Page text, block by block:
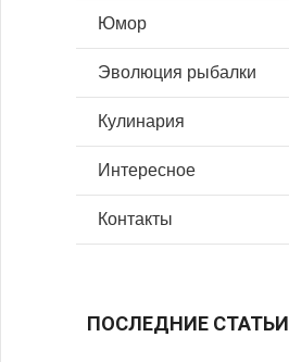
Юмор
Эволюция рыбалки
Кулинария
Интересное
Контакты
ПОСЛЕДНИЕ СТАТЬИ